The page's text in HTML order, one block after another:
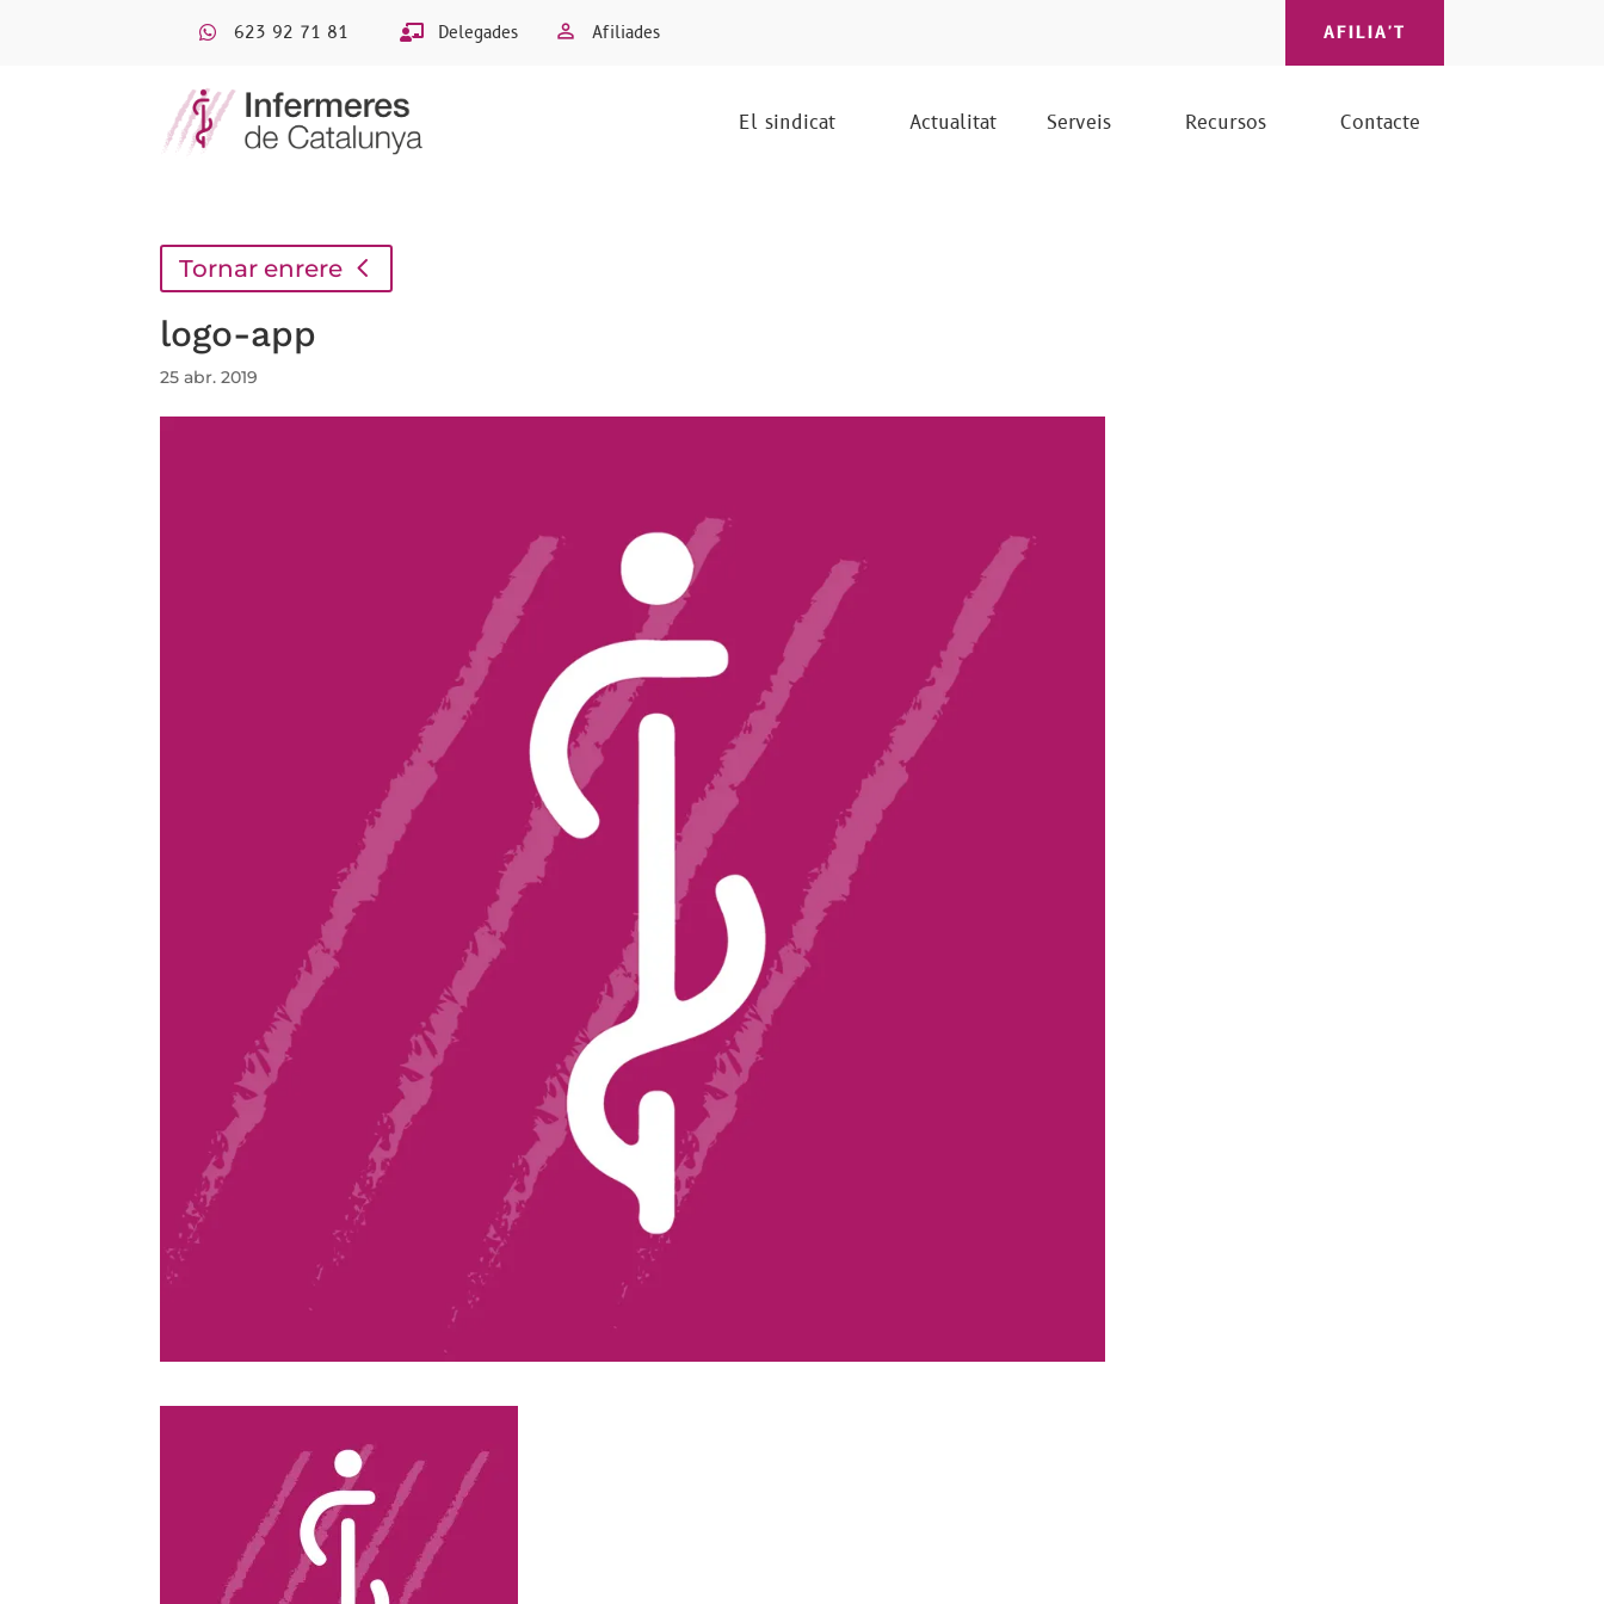
623 92 71 81 Delegades Afiliades AFILIA'T
El sindicat Actualitat Serveis Recursos Contacte
Tornar enrere
logo-app
25 abr. 2019